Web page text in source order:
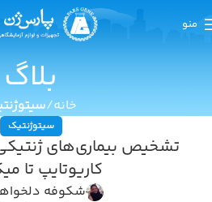
منو
بلاگ
خانه
سیتوژنتیک
تشخیص بیماری‌های
کاریوتایپ تا
شکوفه